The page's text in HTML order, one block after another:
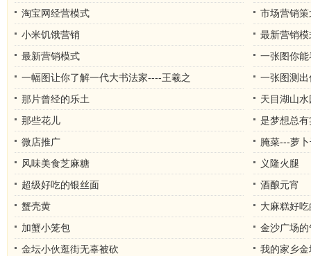
淘宝网经营模式
市场营销策
小米饥饿营销
最新营销模
最新营销模式
一张图你
一幅图让你了解一代大书法家----王羲之
一张图测
那片曾经的乐土
天目湖山水
那些花儿
是梦想总
微店推广
腌菜---萝
风味美食芝麻糖
义隆火腿
超级好吃的银丝面
酒酿元宵
蟹壳黄
大麻糕好
加蟹小笼包
金沙广场
金坛小伙逛街无辜被砍
我的家乡金